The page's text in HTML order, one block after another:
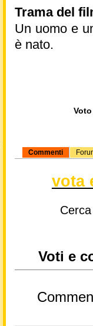
Trama del
Un uomo e
è nato.
Commenti
vota
Voti e